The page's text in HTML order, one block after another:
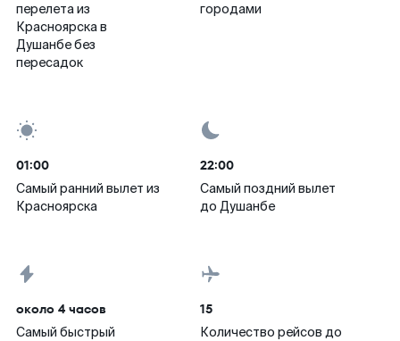
перелета из
Красноярска в
Душанбе без
пересадок
городами
01:00
Самый ранний вылет из
Красноярска
22:00
Самый поздний вылет
до Душанбе
около 4 часов
Самый быстрый
15
Количество рейсов до